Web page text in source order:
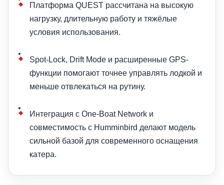
Платформа QUEST рассчитана на высокую
нагрузку, длительную работу и тяжёлые
условия использования.
Spot-Lock, Drift Mode и расширенные GPS-
функции помогают точнее управлять лодкой и
меньше отвлекаться на рутину.
Интеграция с One-Boat Network и
совместимость с Humminbird делают модель
сильной базой для современного оснащения
катера.